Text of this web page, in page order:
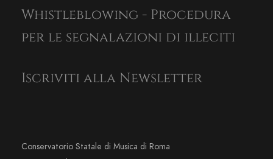
Whistleblowing - Procedura
per le segnalazioni di illeciti
Iscriviti alla Newsletter
Conservatorio Statale di Musica di Roma